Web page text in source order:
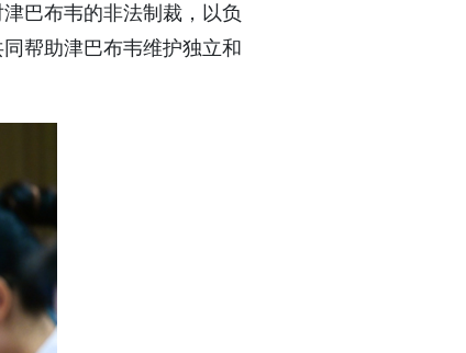
巴布韦的非法制裁，以负
帮助津巴布韦维护独立和